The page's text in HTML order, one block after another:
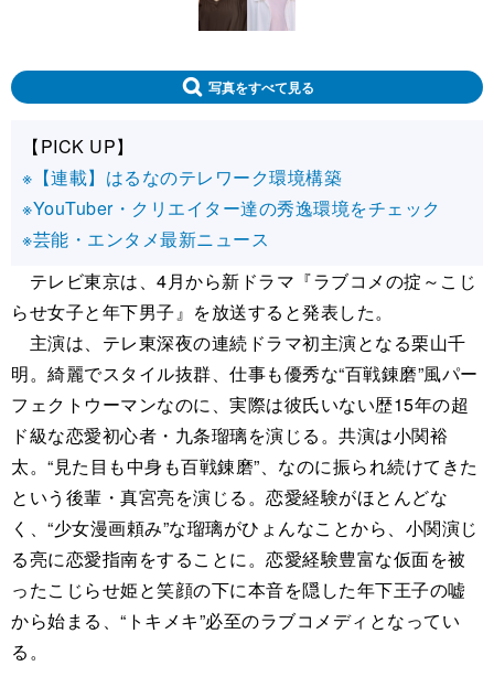
写真をすべて見る
【PICK UP】
※【連載】はるなのテレワーク環境構築
※YouTuber・クリエイター達の秀逸環境をチェック
※芸能・エンタメ最新ニュース
テレビ東京は、4月から新ドラマ『ラブコメの掟～こじ
らせ女子と年下男子』を放送すると発表した。
主演は、テレ東深夜の連続ドラマ初主演となる栗山千
明。綺麗でスタイル抜群、仕事も優秀な“百戦錬磨”風パー
フェクトウーマンなのに、実際は彼氏いない歴15年の超
ド級な恋愛初心者・九条瑠璃を演じる。共演は小関裕
太。“見た目も中身も百戦錬磨”、なのに振られ続けてきた
という後輩・真宮亮を演じる。恋愛経験がほとんどな
く、“少女漫画頼み”な瑠璃がひょんなことから、小関演じ
る亮に恋愛指南をすることに。恋愛経験豊富な仮面を被
ったこじらせ姫と笑顔の下に本音を隠した年下王子の嘘
から始まる、“トキメキ”必至のラブコメディとなってい
る。